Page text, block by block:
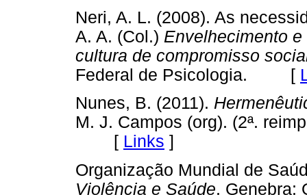
Neri, A. L. (2008). As
A. A. (Col.) Envelhecimento
cultura de compromisso
Federal de Psicologia. [
Nunes, B. (2011).
M. J. Campos (org). (2ª.
[ Links ]
Organização Mundial de
Violência e Saúde. Genebra: